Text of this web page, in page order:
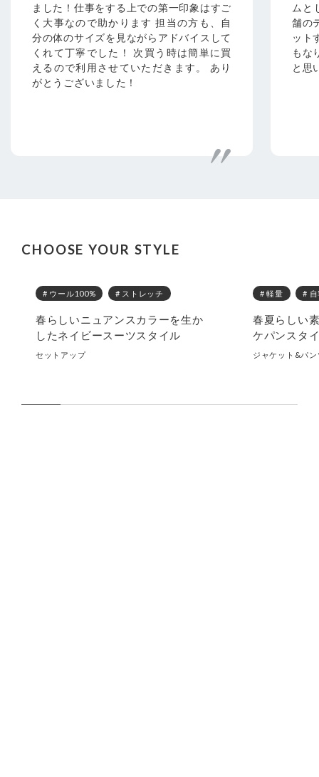
ました！仕事をする上での第一印象はすご
く大事なので助かります 担当の方も、自
分の体のサイズを見ながらアドバイスして
くれて丁寧でした！ 次買う時は簡単に買
えるので利用させていただきます。 あり
がとうございました！
ムと
舗の
ット
もな
と思
CHOOSE YOUR STYLE
# ウール100% # ストレッチ
春らしいニュアンスカラーを生か
したネイビースーツスタイル
セットアップ
# 軽量 #
春夏らしい
ケパンスタ
ジャケット&パン